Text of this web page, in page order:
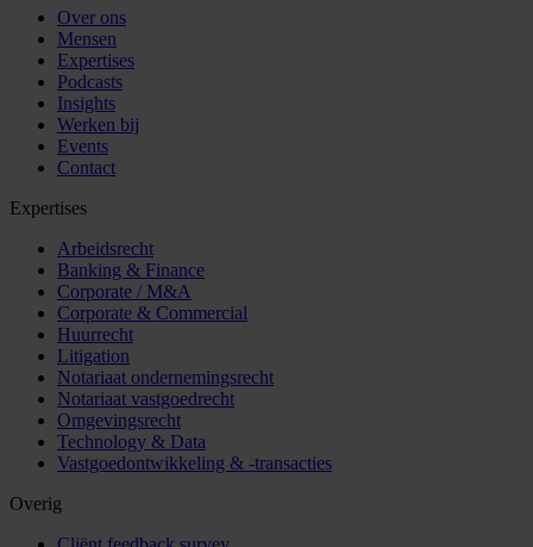
Over ons
Mensen
Expertises
Podcasts
Insights
Werken bij
Events
Contact
Expertises
Arbeidsrecht
Banking & Finance
Corporate / M&A
Corporate & Commercial
Huurrecht
Litigation
Notariaat ondernemingsrecht
Notariaat vastgoedrecht
Omgevingsrecht
Technology & Data
Vastgoedontwikkeling & -transacties
Overig